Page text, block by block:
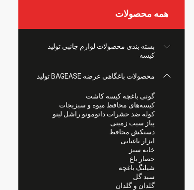
همه محصولات
بسته بندی محصولات لوازم جانبی تولید
کیسه
محصولات باغگاهی عرضه BAGEASE تولید
گونی باغچه کیسه کاشت
کیسه‌های محافظ میوه و سبزیجات
کوله ضد حشرات داتومونو راشل لینو
پیاز سیب زمینی
دستکش محافظ
ابزار باغبانی
خانه سبز
حصار باغ
شیلنگ باغچه
سبد گل
گلدان و گلدان